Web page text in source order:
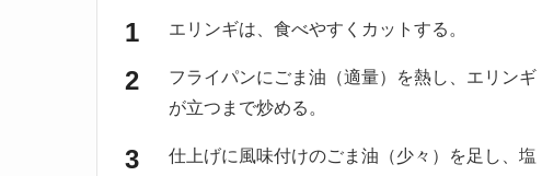
エリンギは、食べやすくカットする。
フライパンにごま油（適量）を熱し、エリン
が立つまで炒める。
仕上げに風味付けのごま油（少々）を足し、